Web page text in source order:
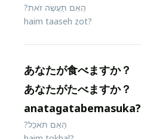
הַאִם תַּעֲשֶׂה זֹאת?
haim taaseh zot?
あなたが食べますか？
あなたがたべますか？
anatagatabemasuka?
הַאִם תֹּאכַל?